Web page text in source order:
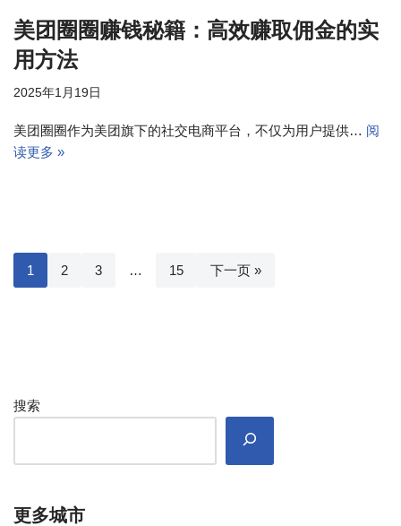
美团圈圈赚钱秘籍：高效赚取佣金的实
用方法
2025年1月19日
美团圈圈作为美团旗下的社交电商平台，不仅为用户提供… 阅
读更多 »
1 2 3 … 15 下一页 »
搜索
更多城市